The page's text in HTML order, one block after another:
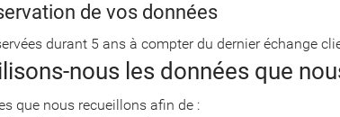
de vos données
durant 5 ans à compter du dernier échange
nous les données que
que nous recueillons afin de :